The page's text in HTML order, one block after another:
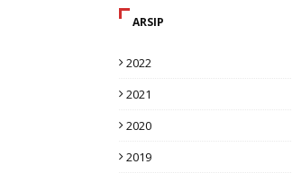
ARSIP
2022
2021
2020
2019